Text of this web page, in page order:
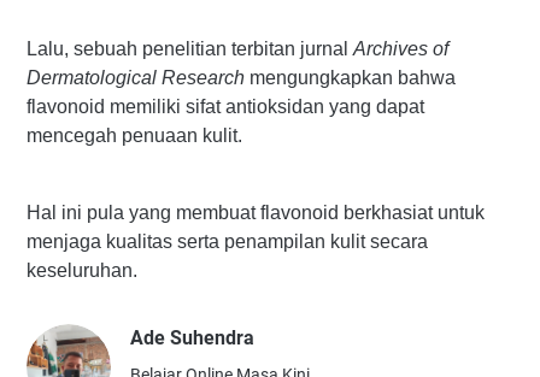
Lalu, sebuah penelitian terbitan jurnalArchives of
Dermatological Research mengungkapkan bahwa
flavonoid memiliki sifat antioksidan yang dapat
mencegah penuaan kulit.
Hal ini pula yang membuat flavonoid berkhasiat untuk
menjaga kualitas serta penampilan kulit secara
keseluruhan.
Ade Suhendra